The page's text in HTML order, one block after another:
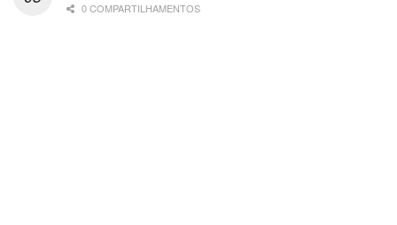
0 COMPARTILHAMENTOS